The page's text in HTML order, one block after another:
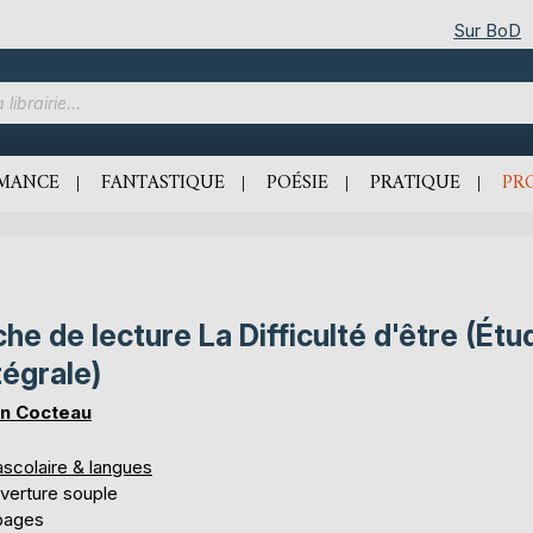
Sur BoD
FANTASTIQUE POÉSIE PRATIQUE
de lecture La Difficulté d'être
Cocteau
& langues
souple